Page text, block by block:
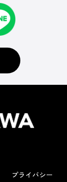
プライバシー